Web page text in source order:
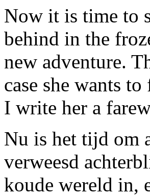
Now it is time to
behind in the
new adventure.
case she wants
I write her a
Nu is het tijd om
verweesd
koude wereld in,